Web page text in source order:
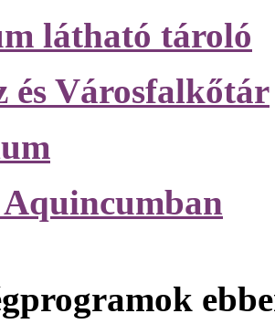
látható tároló
és Városfalkőtár